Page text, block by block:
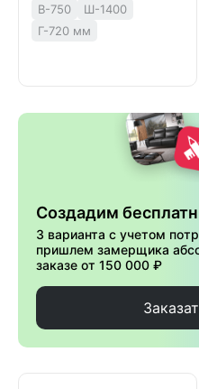
В-750
Ш-1400
Г-720 мм
Создадим
3 варианта с учетом
пришлем замерщика
заказе от 150 000 ₽